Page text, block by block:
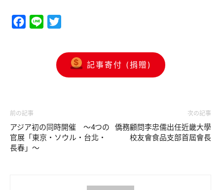
Facebook
Line
記事寄付 (捐贈)
前の記事
アジア初の同時開催 ～4つの
官展「東京・ソウル・台北・
長春」～
次の記事
僑務顧問李忠儒出任近畿大學
校友會食品支部首屆會長